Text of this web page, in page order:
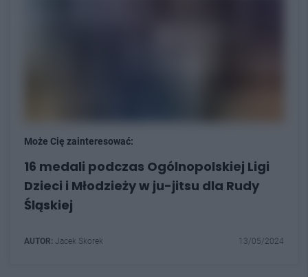
Może Cię zainteresować:
16 medali podczas Ogólnopolskiej Ligi
Dzieci i Młodzieży w ju-jitsu dla Rudy
Śląskiej
AUTOR: Jacek Skorek 13/05/2024